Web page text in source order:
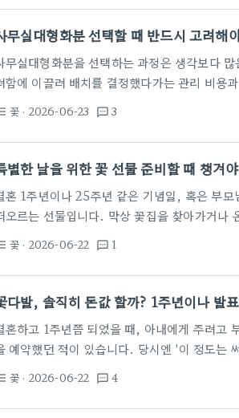
만족도 사이에서 균형을 잡는 것이 훨씬 더
럴듯한 꽃다발 가격은 어느 정도가 적당할까
무실대형화분 선택할 때 반드시 고려해
무실대형화분을 선택하는 과정은 생각보다
함에 이끌려 배치를 결정했다가는 관리 비용
우선해야 할 기준은 공간의 채광과 통풍, 그리
는 환경이다. 실내 조도만으로는 광합성이
상의 생존 주기를 고려해야 한다. 고무나무나
꽃 · 2026-06-23 textsms 3
별한 날을 위한 꽃 선물 준비할 때 챙겨
혼 1주년이나 25주년 같은 기념일, 혹은 부
오르는 선물입니다. 막상 꽃집을 찾아가거나
일산이나 청주 같은 대도시의 대형 꽃집들은
재고를 확인하지 않으면 원하는 장미 꽃다
고민하는 것이 바로 꽃의 구성입니다. 겉보
꽃 · 2026-06-22 textsms 1
다발, 솔직히 돈값 할까? 1주년이나 발
혼하고 1주년쯤 되었을 때, 아내에게 주려고
예약했던 적이 있습니다. 당시엔 '이 정도는
뼈저리게 느낀 게 하나 있는데, '꽃다발은 보여
다. 꽃다발, 얼마나 투자해야 할까 보통 발표
꽃 · 2026-06-22 textsms 4